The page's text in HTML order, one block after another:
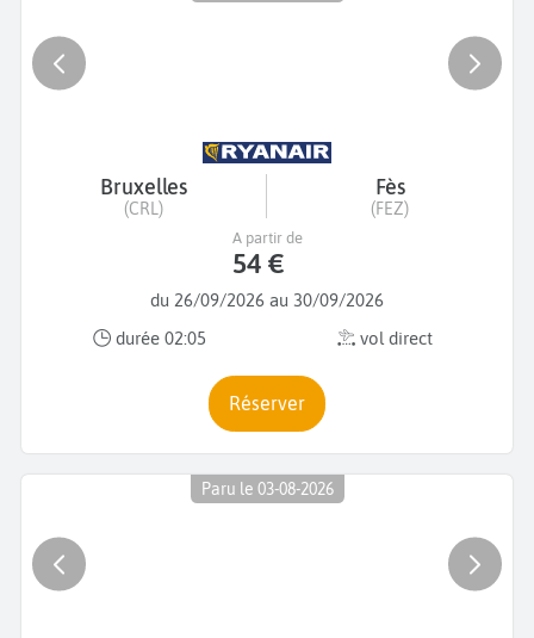
Bruxelles
(CRL)
Fès
(FEZ)
du 26/09/2026 au 30/09/2026
durée 02:05
vol direct
A partir de
54 €
Réserver
Paru le 03-08-2026